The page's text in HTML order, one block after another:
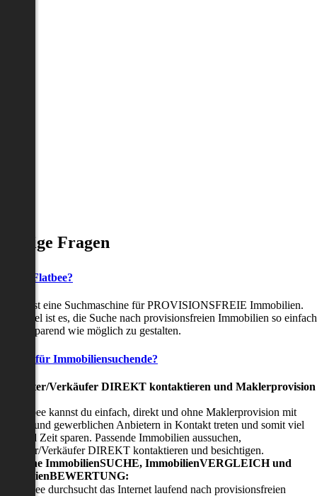
Fragen
ist Flatbee?
ist eine Suchmaschine für PROVISIONSFREIE Immobilien.
Ziel ist es, die Suche nach provisionsfreien Immobilien so einfach
zeitsparend wie möglich zu gestalten.
für Immobiliensuchende?
Verkäufer DIREKT kontaktieren und Maklerprovision
Flatbee kannst du einfach, direkt und ohne Maklerprovision mit
und gewerblichen Anbietern in Kontakt treten und somit viel
und Zeit sparen. Passende Immobilien aussuchen,
Verkäufer DIREKT kontaktieren und besichtigen.
in-one ImmobilienSUCHE, ImmobilienVERGLEICH und
Flatbee durchsucht das Internet laufend nach provisionsfreien